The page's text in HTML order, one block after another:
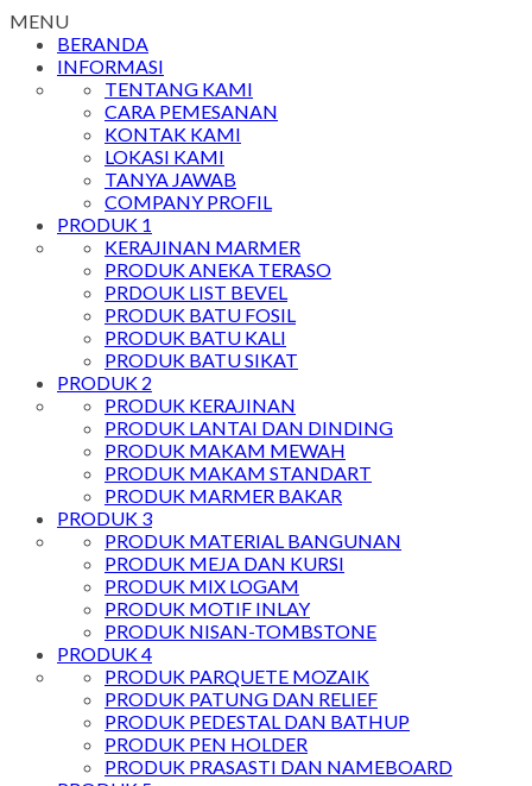
MENU
BERANDA
INFORMASI
TENTANG KAMI
CARA PEMESANAN
KONTAK KAMI
LOKASI KAMI
TANYA JAWAB
COMPANY PROFIL
PRODUK 1
KERAJINAN MARMER
PRODUK ANEKA TERASO
PRDOUK LIST BEVEL
PRODUK BATU FOSIL
PRODUK BATU KALI
PRODUK BATU SIKAT
PRODUK 2
PRODUK KERAJINAN
PRODUK LANTAI DAN DINDING
PRODUK MAKAM MEWAH
PRODUK MAKAM STANDART
PRODUK MARMER BAKAR
PRODUK 3
PRODUK MATERIAL BANGUNAN
PRODUK MEJA DAN KURSI
PRODUK MIX LOGAM
PRODUK MOTIF INLAY
PRODUK NISAN-TOMBSTONE
PRODUK 4
PRODUK PARQUETE MOZAIK
PRODUK PATUNG DAN RELIEF
PRODUK PEDESTAL DAN BATHUP
PRODUK PEN HOLDER
PRODUK PRASASTI DAN NAMEBOARD